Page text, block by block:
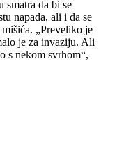
smatra da bi se
napada, ali i da se
„Preveliko je
je za invaziju. Ali
s nekom svrhom“,